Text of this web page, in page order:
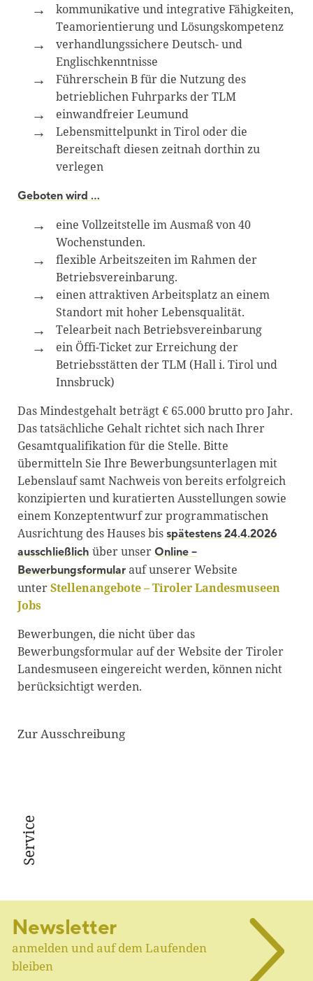
kommunikative und integrative Fähigkeiten,
Teamorientierung und Lösungskompetenz
verhandlungssichere Deutsch- und
Englischkenntnisse
Führerschein B für die Nutzung des
betrieblichen Fuhrparks der TLM
einwandfreier Leumund
Lebensmittelpunkt in Tirol oder die
Bereitschaft diesen zeitnah dorthin zu
verlegen
Geboten wird …
eine Vollzeitstelle im Ausmaß von 40
Wochenstunden.
flexible Arbeitszeiten im Rahmen der
Betriebsvereinbarung.
einen attraktiven Arbeitsplatz an einem
Standort mit hoher Lebensqualität.
Telearbeit nach Betriebsvereinbarung
ein Öffi-Ticket zur Erreichung der
Betriebsstätten der TLM (Hall i. Tirol und
Innsbruck)
Das Mindestgehalt beträgt € 65.000 brutto pro Jahr.
Das tatsächliche Gehalt richtet sich nach Ihrer
Gesamtqualifikation für die Stelle. Bitte
übermitteln Sie Ihre Bewerbungsunterlagen mit
Lebenslauf samt Nachweis von bereits erfolgreich
konzipierten und kuratierten Ausstellungen sowie
einem Konzeptentwurf zur programmatischen
Ausrichtung des Hauses bis spätestens 24.4.2026
ausschließlich über unser Online –
Bewerbungsformularauf unserer Website
unterStellenangebote – Tiroler Landesmuseen
Jobs
Bewerbungen, die nicht über das
Bewerbungsformular auf der Website der Tiroler
Landesmuseen eingereicht werden, können nicht
berücksichtigt werden.
Zur Ausschreibung
Service
Newsletter
anmelden und auf dem Laufenden
bleiben